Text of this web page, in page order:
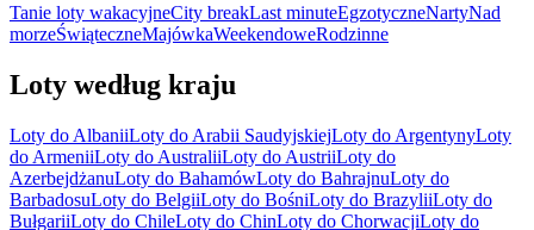
Tanie loty wakacyjneCity breakLast minuteEgzotyczneNartyNad
morzeŚwiąteczneMajówkaWeekendoweRodzinne
Loty według kraju
Loty do AlbaniiLoty do Arabii SaudyjskiejLoty do ArgentynyLoty
do ArmeniiLoty do AustraliiLoty do AustriiLoty do
AzerbejdżanuLoty do BahamówLoty do BahrajnuLoty do
BarbadosuLoty do BelgiiLoty do BośniLoty do BrazyliiLoty do
BułgariiLoty do ChileLoty do ChinLoty do ChorwacjiLoty do